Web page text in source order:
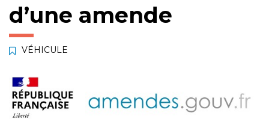
d’une amende
VÉHICULE